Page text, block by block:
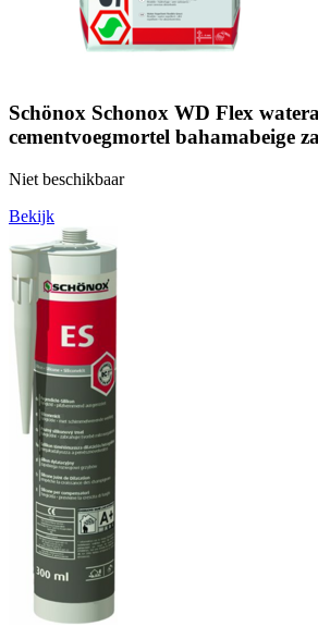
Schönox Schonox WD Flex
cementvoegmortel bahamabeige
Niet beschikbaar
Bekijk